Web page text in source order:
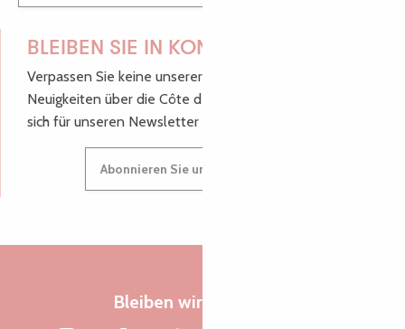
BLEIBEN SIE IN KONTAKT!
Verpassen Sie keine unserer guten Tipps und
Neuigkeiten über die Côte de Granit Rose, melden Sie
sich für unseren Newsletter an.
Abonnieren Sie unseren Newsletter
Bleiben wir verbunden